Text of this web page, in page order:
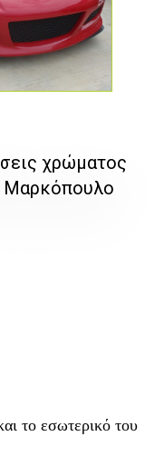
χρώματος
Μαρκόπουλο
το εσωτερικό του